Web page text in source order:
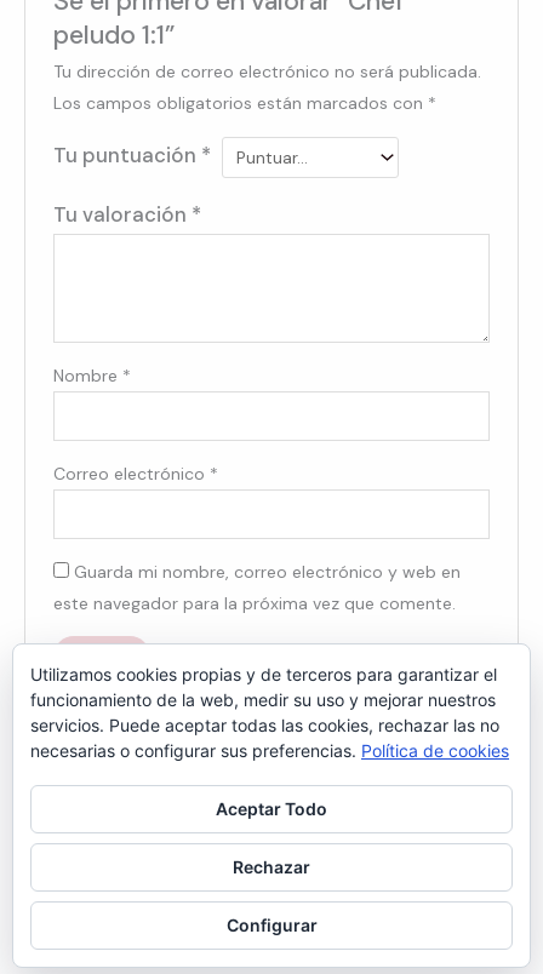
peludo 1:1”
Tu dirección de correo electrónico no será publicada.
Los campos obligatorios están marcados con *
Tu puntuación *
Tu valoración *
Nombre *
Correo electrónico *
Guarda mi nombre, correo electrónico y web en
este navegador para la próxima vez que comente.
© 2026 Hocicos y Zarpas.
Política de Privacidad
Términos y condiciones
Política de CookiesPolítica de Devoluciones
Contacto
Utilizamos cookies propias y de terceros para garantizar el
funcionamiento de la web, medir su uso y mejorar nuestros
servicios. Puede aceptar todas las cookies, rechazar las no
necesarias o configurar sus preferencias. Política de cookies
Aceptar Todo
Rechazar
Configurar